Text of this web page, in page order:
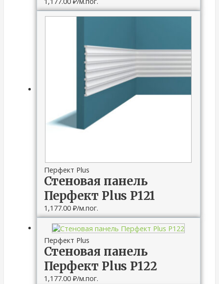
Перфект Plus
Стеновая панель
Перфект Plus P121
1,177.00 ₽/м.пог.
Перфект Plus
Стеновая панель
Перфект Plus P122
1,177.00 ₽/м.пог.